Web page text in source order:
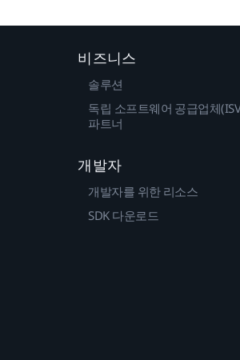
비즈니스
솔루션
독립 소프트웨어 공급업체
파트너
개발자
개발자를 위한 리소스
SDK 다운로드